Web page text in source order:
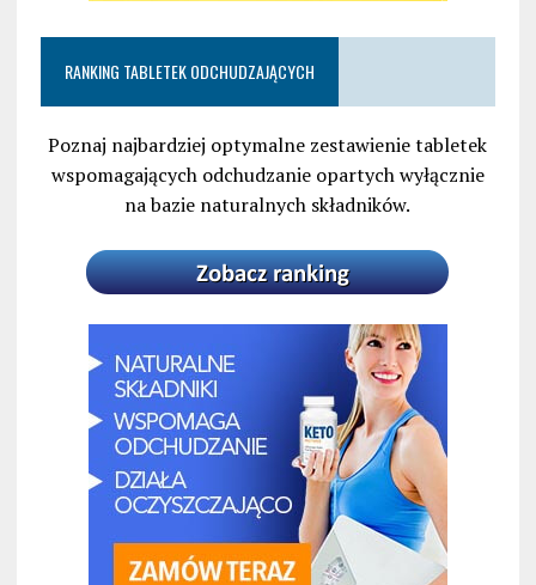
RANKING TABLETEK ODCHUDZAJĄCYCH
Poznaj najbardziej optymalne zestawienie tabletek
wspomagających odchudzanie opartych wyłącznie
na bazie naturalnych składników.